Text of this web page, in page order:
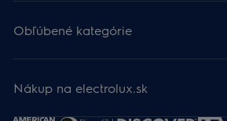
Obľúbené kategórie
Nákup na electrolux.sk